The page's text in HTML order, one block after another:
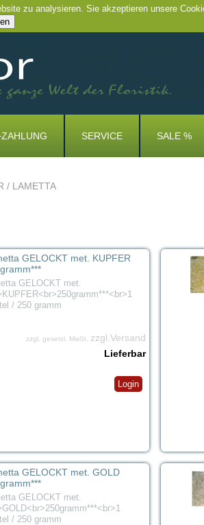
zu analysieren. Sie akzeptieren unsere
SERVICE SALE %
/ LAMETTA
GELOCKT met. KUPFER
GELOCKT met.
/ 250 gramm
zzgl. gesetzl. MwSt.
zzgl.Versand
Lieferbar
Login
GELOCKT met. GOLD
GELOCKT met.
/ 250 gramm